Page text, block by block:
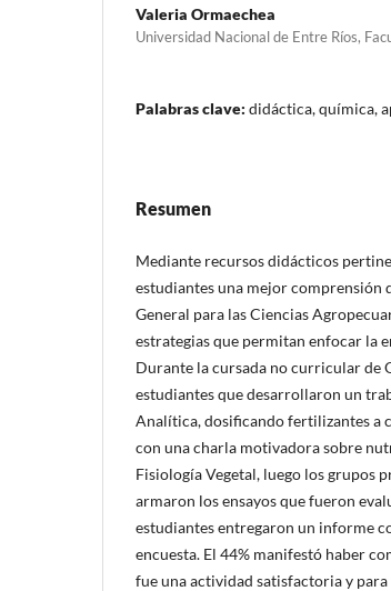
Valeria Ormaechea
Universidad Nacional de Entre Ríos,
Palabras clave: didáctica, química,
Resumen
Mediante recursos didácticos
estudiantes una mejor comprensión
General para las Ciencias
estrategias que permitan enfocar la
Durante la cursada no curricular de
estudiantes que desarrollaron un
Analítica, dosificando fertilizantes a
con una charla motivadora sobre
Fisiología Vegetal, luego los grupos
armaron los ensayos que fueron
estudiantes entregaron un informe
encuesta. El 44% manifestó haber
fue una actividad satisfactoria y